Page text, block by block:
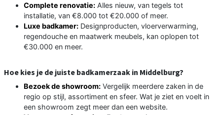
Complete renovatie: Alles nieuw, van tegels tot
installatie, van €8.000 tot €20.000 of meer.
Luxe badkamer: Designproducten, vloerverwarming,
regendouche en maatwerk meubels, kan oplopen tot
€30.000 en meer.
Hoe kies je de juiste badkamerzaak in Middelburg?
Bezoek de showroom: Vergelijk meerdere zaken in de
regio op stijl, assortiment en sfeer. Wat je ziet en voelt in
een showroom zegt meer dan een website.